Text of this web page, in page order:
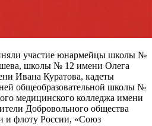
участие юнармейцы школы №
школы № 12 имени Олега
Ивана Куратова, кадеты
общеобразовательной школы №
медицинского колледжа имени
Добровольного общества
и флоту России, «Союз